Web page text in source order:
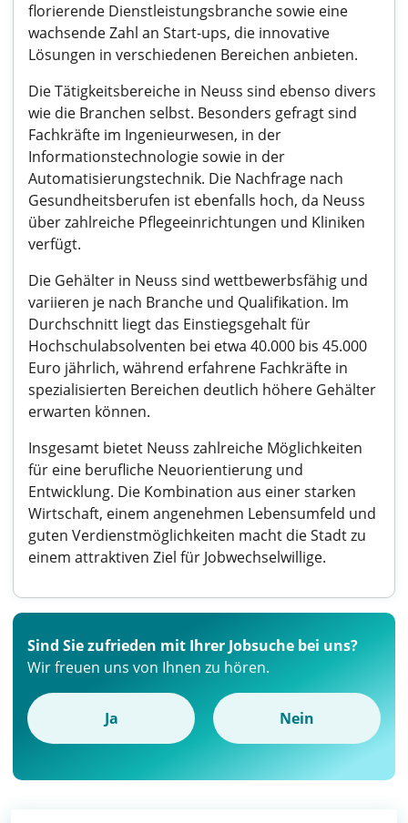
florierende Dienstleistungsbranche sowie eine
wachsende Zahl an Start-ups, die innovative
Lösungen in verschiedenen Bereichen anbieten.
Die Tätigkeitsbereiche in Neuss sind ebenso divers
wie die Branchen selbst. Besonders gefragt sind
Fachkräfte im Ingenieurwesen, in der
Informationstechnologie sowie in der
Automatisierungstechnik. Die Nachfrage nach
Gesundheitsberufen ist ebenfalls hoch, da Neuss
über zahlreiche Pflegeeinrichtungen und Kliniken
verfügt.
Die Gehälter in Neuss sind wettbewerbsfähig und
variieren je nach Branche und Qualifikation. Im
Durchschnitt liegt das Einstiegsgehalt für
Hochschulabsolventen bei etwa 40.000 bis 45.000
Euro jährlich, während erfahrene Fachkräfte in
spezialisierten Bereichen deutlich höhere Gehälter
erwarten können.
Insgesamt bietet Neuss zahlreiche Möglichkeiten
für eine berufliche Neuorientierung und
Entwicklung. Die Kombination aus einer starken
Wirtschaft, einem angenehmen Lebensumfeld und
guten Verdienstmöglichkeiten macht die Stadt zu
einem attraktiven Ziel für Jobwechselwillige.
Sind Sie zufrieden mit Ihrer Jobsuche bei uns?
Wir freuen uns von Ihnen zu hören.
Ja Nein